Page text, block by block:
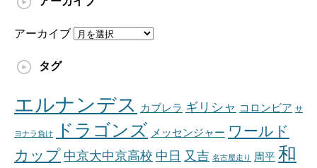
アーカイブ
タグ
エルナンデス カブレラ ギリシャ コロンビア サ
ヨナラ負け ドラゴンズ メッセンジャー ワールド
カップ 中京大中京高校 中日 又吉 名古屋走り 周平 和